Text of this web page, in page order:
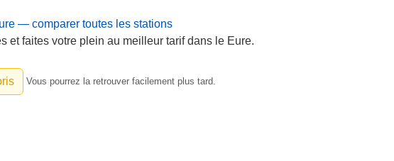
— comparer toutes les stations
et faites votre plein au meilleur tarif dans le Eure.
Vous pourrez la retrouver facilement plus tard.